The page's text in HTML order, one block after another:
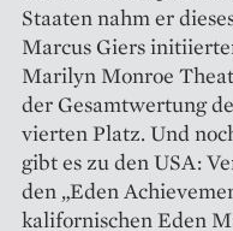
Staaten nahm er
Marcus Giers
Marilyn Monroe
der Gesamtwertung
vierten Platz. Und
gibt es zu den USA:
den „Eden
kalifornischen Eden